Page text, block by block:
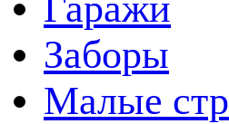
Заборы
Малые